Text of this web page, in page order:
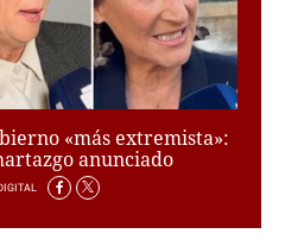
«más extremista»:
anunciado